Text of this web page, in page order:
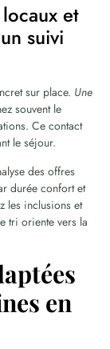
et
suivi
sur place. Une
souvent le
Ce contact
le séjour.
des offres
durée confort et
les inclusions et
tri oriente vers la
en